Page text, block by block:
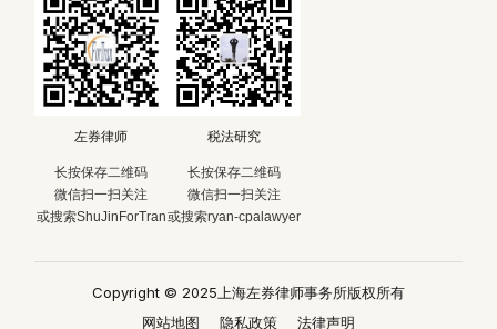
左券律师
长按保存二维码
微信扫一扫关注
或搜索ShuJinForTran
税法研究
长按保存二维码
微信扫一扫关注
或搜索ryan-cpalawyer
Copyright © 2025上海左券律师事务所版权所有
网站地图
隐私政策 法律声明